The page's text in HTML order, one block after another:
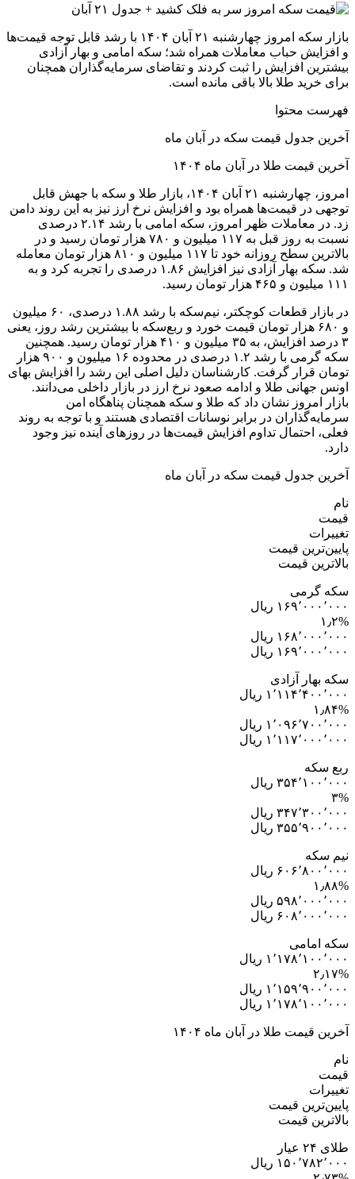
بازار سکه امروز چهارشنبه ۲۱ آبان ۱۴۰۴ با رشد قابل توجه قیمت‌ها
و افزایش حباب معاملات همراه شد؛ سکه امامی و بهار آزادی
بیشترین افزایش را ثبت کردند و تقاضای سرمایه‌گذاران همچنان
برای خرید طلا بالا باقی مانده است.
فهرست محتوا
آخرین جدول قیمت سکه در آبان ماه
آخرین قیمت طلا در آبان ماه ۱۴۰۴
امروز، چهارشنبه ۲۱ آبان ۱۴۰۴، بازار طلا و سکه با جهش قابل
توجهی در قیمت‌ها همراه بود و افزایش نرخ ارز نیز به این روند دامن
زد. در معاملات ظهر امروز، سکه امامی با رشد ۲.۱۴ درصدی
نسبت به روز قبل به ۱۱۷ میلیون و ۷۸۰ هزار تومان رسید و در
بالاترین سطح روزانه خود تا ۱۱۷ میلیون و ۸۱۰ هزار تومان معامله
شد. سکه بهار آزادی نیز افزایش ۱.۸۶ درصدی را تجربه کرد و به
۱۱۱ میلیون و ۴۶۵ هزار تومان رسید.
در بازار قطعات کوچکتر، نیم‌سکه با رشد ۱.۸۸ درصدی، ۶۰ میلیون
و ۶۸۰ هزار تومان قیمت خورد و ربع‌سکه با بیشترین رشد روز، یعنی
۳ درصد افزایش، به ۳۵ میلیون و ۴۱۰ هزار تومان رسید. همچنین
سکه گرمی با رشد ۱.۲ درصدی در محدوده ۱۶ میلیون و ۹۰۰ هزار
تومان قرار گرفت. کارشناسان دلیل اصلی این رشد را افزایش بهای
اونس جهانی طلا و ادامه صعود نرخ ارز در بازار داخلی می‌دانند.
بازار امروز نشان داد که طلا و سکه همچنان پناهگاه امن
سرمایه‌گذاران در برابر نوسانات اقتصادی هستند و با توجه به روند
فعلی، احتمال تداوم افزایش قیمت‌ها در روزهای آینده نیز وجود
دارد.
آخرین جدول قیمت سکه در آبان ماه
نام
قیمت
تغییرات
پایین‌ترین قیمت
بالاترین قیمت
سکه گرمی
۱۶۹٬۰۰۰٬۰۰۰ ریال
۱٫۲%
۱۶۸٬۰۰۰٬۰۰۰ ریال
۱۶۹٬۰۰۰٬۰۰۰ ریال
سکه بهار آزادی
۱٬۱۱۴٬۴۰۰٬۰۰۰ ریال
۱٫۸۴%
۱٬۰۹۶٬۷۰۰٬۰۰۰ ریال
۱٬۱۱۷٬۰۰۰٬۰۰۰ ریال
ربع سکه
۳۵۴٬۱۰۰٬۰۰۰ ریال
۳%
۳۴۷٬۳۰۰٬۰۰۰ ریال
۳۵۵٬۹۰۰٬۰۰۰ ریال
نیم سکه
۶۰۶٬۸۰۰٬۰۰۰ ریال
۱٫۸۸%
۵۹۸٬۰۰۰٬۰۰۰ ریال
۶۰۸٬۰۰۰٬۰۰۰ ریال
سکه امامی
۱٬۱۷۸٬۱۰۰٬۰۰۰ ریال
۲٫۱۷%
۱٬۱۵۹٬۹۰۰٬۰۰۰ ریال
۱٬۱۷۸٬۱۰۰٬۰۰۰ ریال
آخرین قیمت طلا در آبان ماه ۱۴۰۴
نام
قیمت
تغییرات
پایین‌ترین قیمت
بالاترین قیمت
طلای ۲۴ عیار
۱۵۰٬۷۸۲٬۰۰۰ ریال